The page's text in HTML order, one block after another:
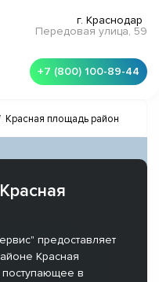
г. Краснодар
Передовая улица, 59
+7 (800) 100-89-44
Красная площадь район
предоставляет
Красная
поступающее в